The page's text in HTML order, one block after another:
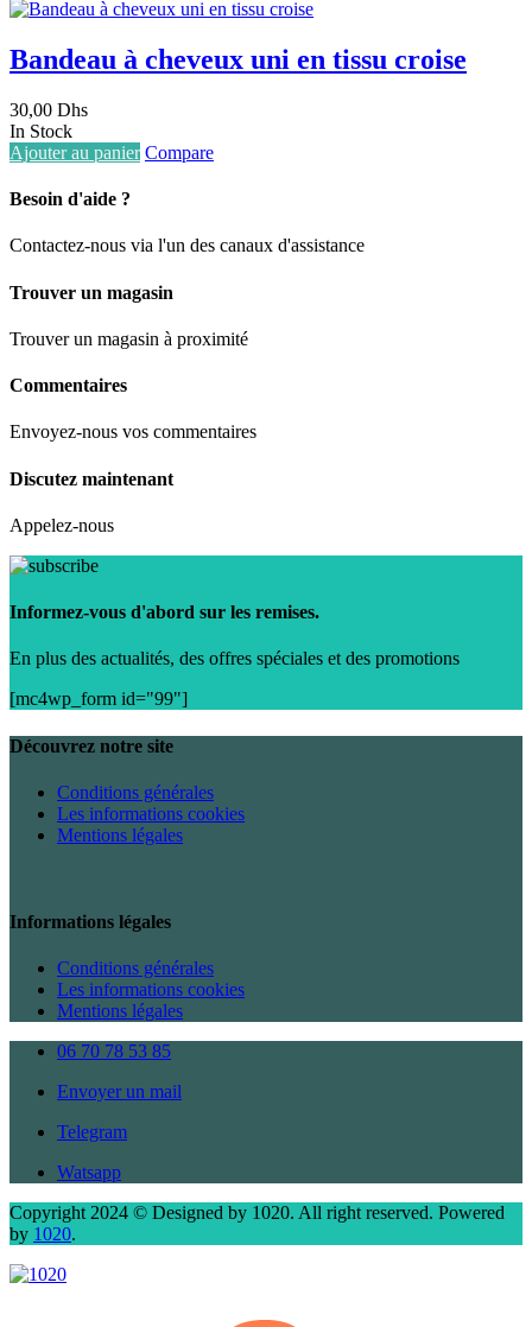
Bandeau à cheveux uni en tissu croise
30,00 Dhs
In Stock
Ajouter au panier Compare
Besoin d'aide ?
Contactez-nous via l'un des canaux d'assistance
Trouver un magasin
Trouver un magasin à proximité
Commentaires
Envoyez-nous vos commentaires
Discutez maintenant
Appelez-nous
Informez-vous d'abord sur les remises.
En plus des actualités, des offres spéciales et des promotions
[mc4wp_form id="99"]
Découvrez notre site
Conditions générales
Les informations cookies
Mentions légales
Informations légales
Conditions générales
Les informations cookies
Mentions légales
06 70 78 53 85
Envoyer un mail
Telegram
Watsapp
Copyright 2024 © Designed by 1020. All right reserved. Powered
by 1020.